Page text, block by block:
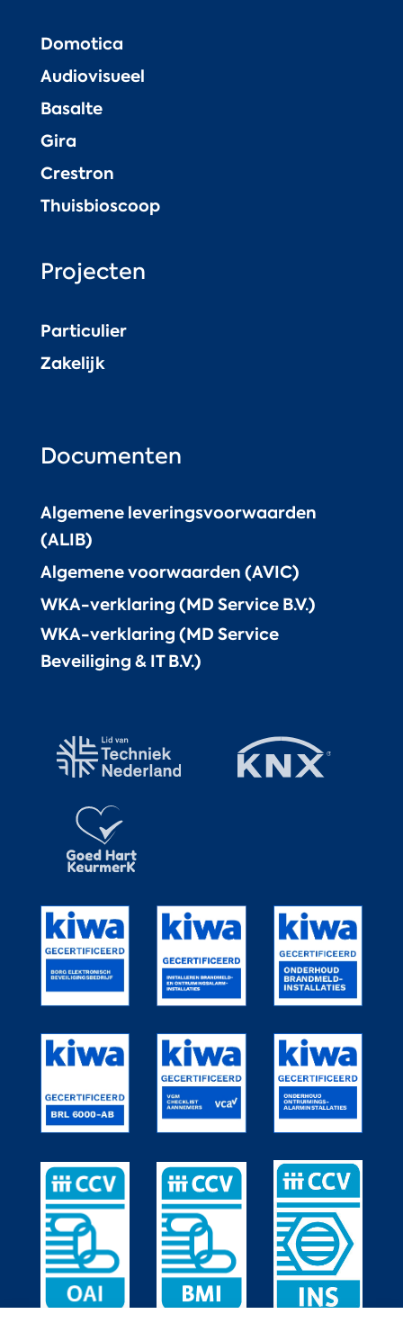
Domotica
Audiovisueel
Basalte
Gira
Crestron
Thuisbioscoop
Projecten
Particulier
Zakelijk
Documenten
Algemene leveringsvoorwaarden
(ALIB)
Algemene voorwaarden (AVIC)
WKA-verklaring (MD Service B.V.)
WKA-verklaring (MD Service
Beveiliging & IT B.V.)